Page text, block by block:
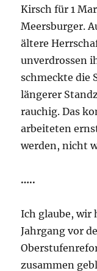
Kirsch für 1
Meersburger.
ältere
unverdrossen
schmeckte die
längerer
rauchig. Das
arbeiteten
werden, nicht
…..
Ich glaube, wir
Jahrgang vor
zusammen